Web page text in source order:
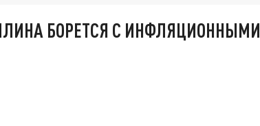
БОРЕТСЯ С ИНФЛЯЦИОННЫМИ